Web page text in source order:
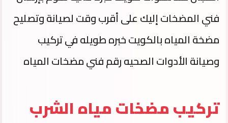
فني المضخات إليك على أقرب وقت لصيانة وتصليح
مضخة المياه بالكويت خبره طويله في تركيب
وصيانة الأدوات الصحيه رقم فني مضخات المياه
تركيب مضخات مياه الشرب